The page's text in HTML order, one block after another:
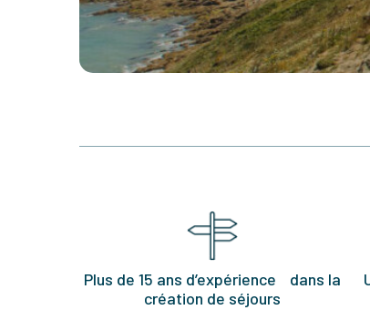
Plus de 15 ans d’expérience dans la
création de séjours